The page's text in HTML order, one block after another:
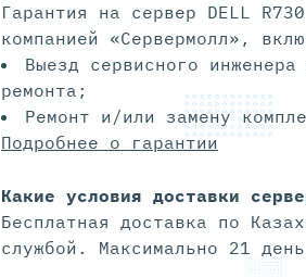
Гарантия на сервер DELL
компанией «Сервермолл»,
Выезд сервисного
ремонта;
Ремонт и/или замену
Подробнее о гарантии
Какие условия доставки
Бесплатная доставка по
службой. Максимально 21